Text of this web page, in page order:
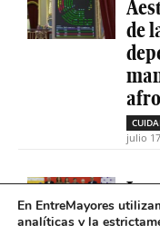
de
julio
La
En EntreMayores
analíticas y la